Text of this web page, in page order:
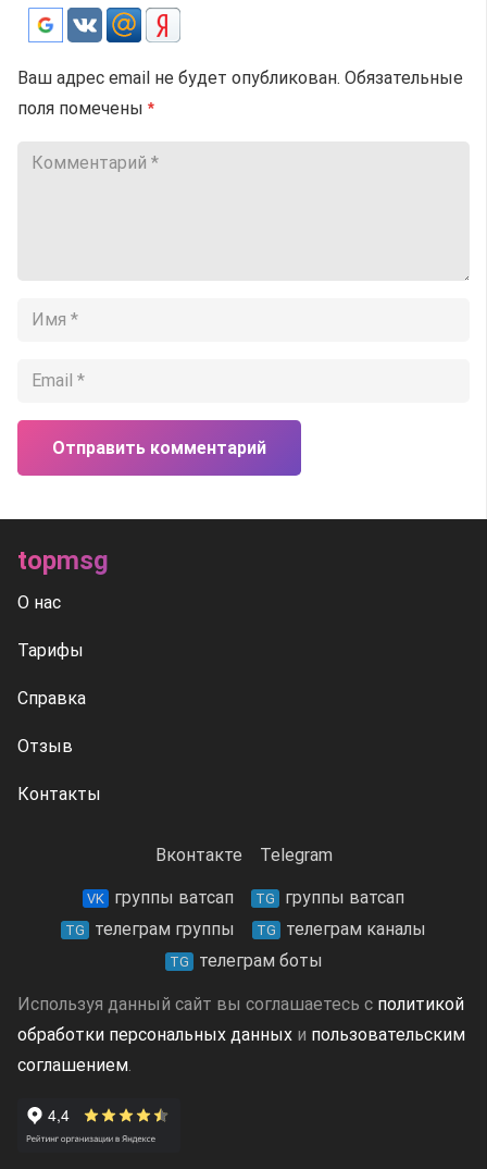
Ваш адрес email не будет опубликован. Обязательные
поля помечены *
Отправить комментарий
topmsg
О нас
Тарифы
Справка
Отзыв
Контакты
Вконтакте Telegram
VK группы ватсап TG группы ватсап
TG телеграм группы TG телеграм каналы
TG телеграм боты
Используя данный сайт вы соглашаетесь с политикой
обработки персональных данных и пользовательским
соглашением.